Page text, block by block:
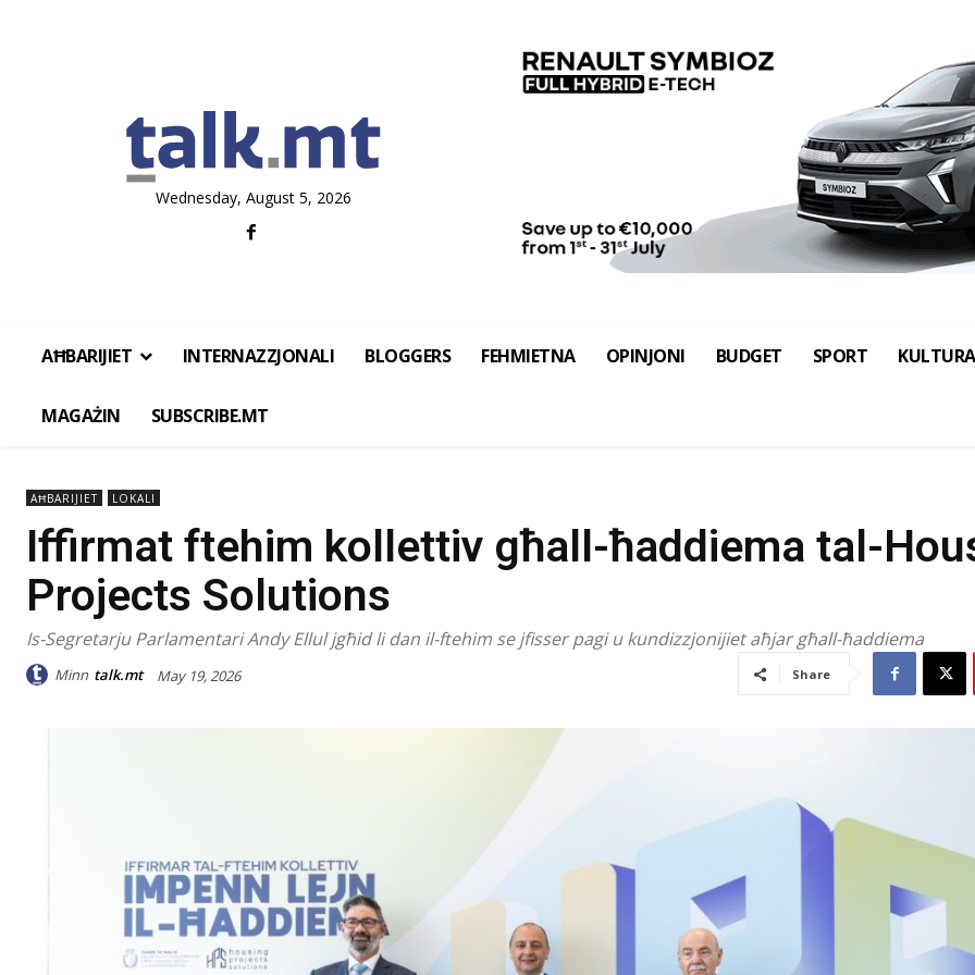
Wednesday, August 5, 2026
AĦBARIJIET INTERNAZZJONALI BLOGGERS FEHMIETNA OPINJONI BUDGET SPORT KULTURA
MAGAŻIN SUBSCRIBE.MT
AĦBARIJIET LOKALI
Iffirmat ftehim kollettiv għall-ħaddiema tal-
Projects Solutions
Is-Segretarju Parlamentari Andy Ellul jgħid li dan il-ftehim se jfisser pagi u kundizzjonijiet aħjar għall-ħaddiema
Minn talk.mt May 19, 2026 Share